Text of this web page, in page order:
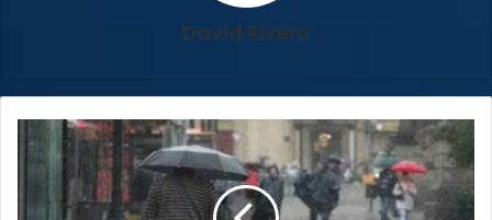
David Rivera
Lluvias